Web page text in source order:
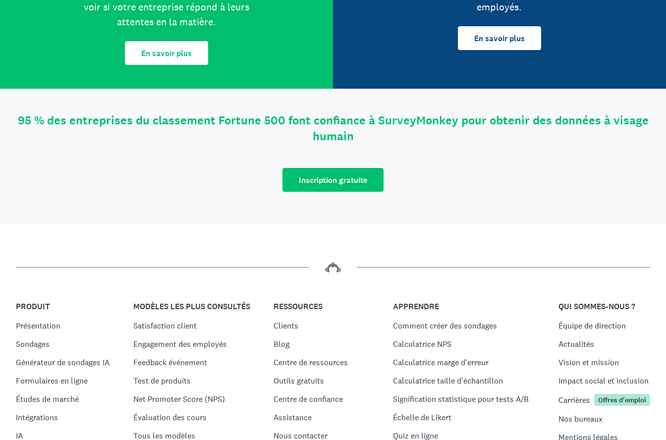
voir si votre entreprise répond à leurs
attentes en la matière.
En savoir plus
employés.
En savoir plus
95 % des entreprises du classement Fortune 500 font confiance à SurveyMonkey pour obtenir des données à visage
humain
Inscription gratuite
PRODUIT
Présentation
Sondages
Générateur de sondages IA
Formulaires en ligne
Études de marché
Intégrations
IA
MODÈLES LES PLUS CONSULTÉS
Satisfaction client
Engagement des employés
Feedback événement
Test de produits
Net Promoter Score (NPS)
Évaluation des cours
Tous les modèles
RESSOURCES
Clients
Blog
Centre de ressources
Outils gratuits
Centre de confiance
Assistance
Nous contacter
APPRENDRE
Comment créer des sondages
Calculatrice NPS
Calculatrice marge d'erreur
Calculatrice taille d'échantillon
Signification statistique pour tests A/B
Échelle de Likert
Quiz en ligne
QUI SOMMES-NOUS ?
Équipe de direction
Actualités
Vision et mission
Impact social et inclusion
Carrières
Offres d'emploi
Nos bureaux
Mentions légales